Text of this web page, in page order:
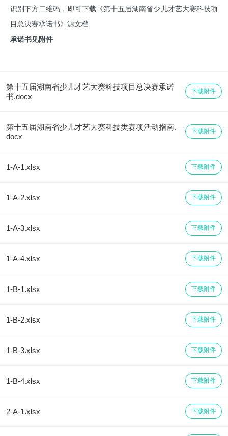
识别下方二维码，即可下载《第十五届湖南省少儿才艺大赛科技项
目总决赛承诺书》源文档
承诺书见附件
第十五届湖南省少儿才艺大赛科技项目总决赛承诺
书.docx
下载附件
第十五届湖南省少儿才艺大赛科技类赛项活动指南.
docx
下载附件
1-A-1.xlsx 下载附件
1-A-2.xlsx 下载附件
1-A-3.xlsx 下载附件
1-A-4.xlsx 下载附件
1-B-1.xlsx 下载附件
1-B-2.xlsx 下载附件
1-B-3.xlsx 下载附件
1-B-4.xlsx 下载附件
2-A-1.xlsx 下载附件